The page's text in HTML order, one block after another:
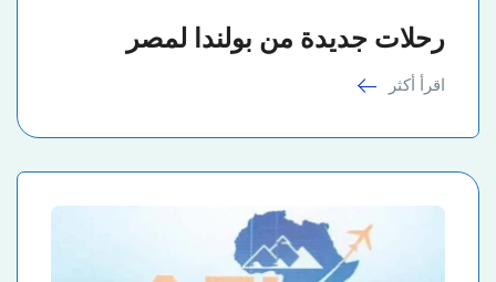
رحلات جديدة من بولندا لمصر
اقرأ أكثر